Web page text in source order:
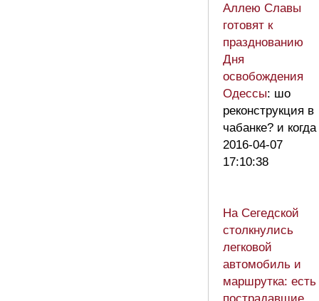
Аллею Славы
готовят к
празднованию
Дня
освобождения
Одессы: шо
реконструкция в
чабанке? и когда
2016-04-07
17:10:38
На Cегедской
столкнулись
легковой
автомобиль и
маршрутка: есть
пострадавшие